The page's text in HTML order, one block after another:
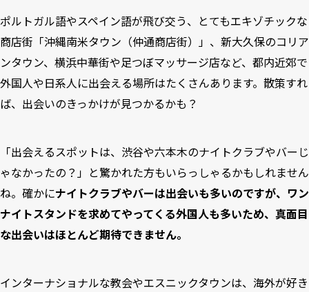
ポルトガル語やスペイン語が飛び交う、とてもエキゾチックな
商店街「沖縄南米タウン（仲通商店街） 」、新大久保のコリア
ンタウン、横浜中華街や足つぼマッサージ店など、都内近郊で
外国人や日系人に出会える場所はたくさんあります。散策すれ
ば、出会いのきっかけが見つかるかも？
「出会えるスポットは、渋谷や六本木のナイトクラブやバーじ
ゃなかったの？」と驚かれた方もいらっしゃるかもしれません
ね。確かにナイトクラブやバーは出会いも多いのですが、ワン
ナイトスタンドを求めてやってくる外国人も多いため、真面目
な出会いはほとんど期待できません。
インターナショナルな教会やエスニックタウンは、海外が好き